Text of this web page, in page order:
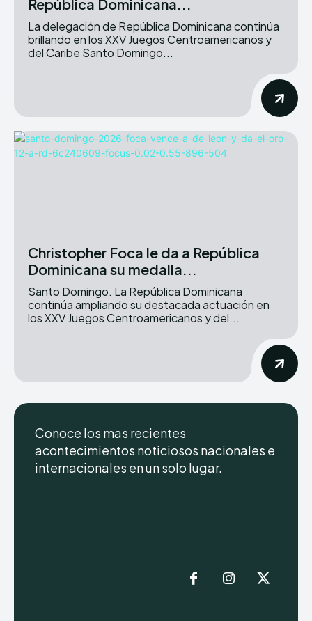
República Dominicana...
La delegación de República Dominicana continúa
brillando en los XXV Juegos Centroamericanos y
del Caribe Santo Domingo...
Christopher Foca le da a República
Dominicana su medalla...
Santo Domingo. La República Dominicana
continúa ampliando su destacada actuación en
los XXV Juegos Centroamericanos y del...
Conoce los mas recientes
acontecimientos noticiosos nacionales e
internacionales en un solo lugar.